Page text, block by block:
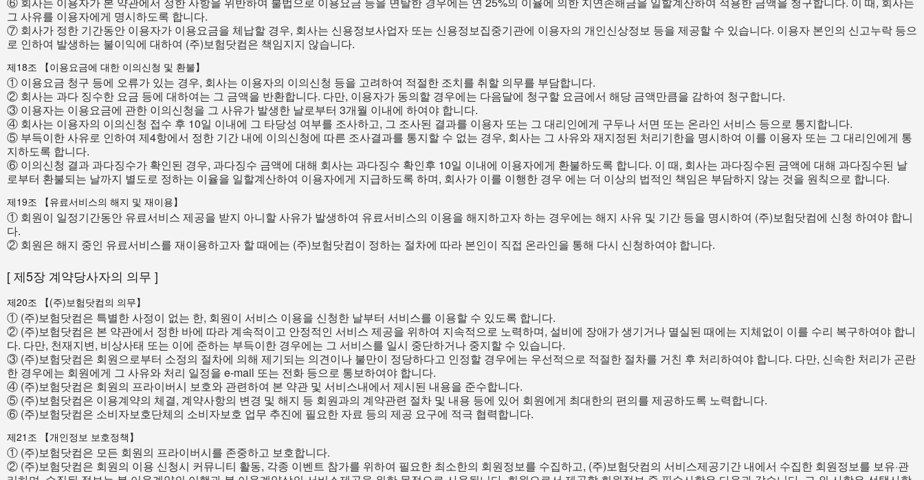
그 사유를 이용자에게 명시하도록 합니다.
⑦ 회사가 정한 기간동안 이용자가 이용요금을 체납할 경우, 회사는 신용정보사업자 또는 신용정보집중기관에 이용자의 개인신상정보 등을 제공할 수 있습니다. 이용자 본인의 신고누락 등으
로 인하여 발생하는 불이익에 대하여 (주)보험닷컴은 책임지지 않습니다.
제18조 【이용요금에 대한 이의신청 및 환불】
① 이용요금 청구 등에 오류가 있는 경우, 회사는 이용자의 이의신청 등을 고려하여 적절한 조치를 취할 의무를 부담합니다.
② 회사는 과다 징수한 요금 등에 대하여는 그 금액을 반환합니다. 다만, 이용자가 동의할 경우에는 다음달에 청구할 요금에서 해당 금액만큼을 감하여 청구합니다.
③ 이용자는 이용요금에 관한 이의신청을 그 사유가 발생한 날로부터 3개월 이내에 하여야 합니다.
④ 회사는 이용자의 이의신청 접수 후 10일 이내에 그 타당성 여부를 조사하고, 그 조사된 결과를 이용자 또는 그 대리인에게 구두나 서면 또는 온라인 서비스 등으로 통지합니다.
⑤ 부득이한 사유로 인하여 제4항에서 정한 기간 내에 이의신청에 따른 조사결과를 통지할 수 없는 경우, 회사는 그 사유와 재지정된 처리기한을 명시하여 이를 이용자 또는 그 대리인에게 통
지하도록 합니다.
⑥ 이의신청 결과 과다징수가 확인된 경우, 과다징수 금액에 대해 회사는 과다징수 확인후 10일 이내에 이용자에게 환불하도록 합니다. 이 때, 회사는 과다징수된 금액에 대해 과다징수된 날
로부터 환불되는 날까지 별도로 정하는 이율을 일할계산하여 이용자에게 지급하도록 하며, 회사가 이를 이행한 경우 에는 더 이상의 법적인 책임은 부담하지 않는 것을 원칙으로 합니다.
제19조 【유료서비스의 해지 및 재이용】
① 회원이 일정기간동안 유료서비스 제공을 받지 아니할 사유가 발생하여 유료서비스의 이용을 해지하고자 하는 경우에는 해지 사유 및 기간 등을 명시하여 (주)보험닷컴에 신청 하여야 합니
다.
② 회원은 해지 중인 유료서비스를 재이용하고자 할 때에는 (주)보험닷컴이 정하는 절차에 따라 본인이 직접 온라인을 통해 다시 신청하여야 합니다.
[ 제5장 계약당사자의 의무 ]
제20조 【(주)보험닷컴의 의무】
① (주)보험닷컴은 특별한 사정이 없는 한, 회원이 서비스 이용을 신청한 날부터 서비스를 이용할 수 있도록 합니다.
② (주)보험닷컴은 본 약관에서 정한 바에 따라 계속적이고 안정적인 서비스 제공을 위하여 지속적으로 노력하며, 설비에 장애가 생기거나 멸실된 때에는 지체없이 이를 수리 복구하여야 합니
다. 다만, 천재지변, 비상사태 또는 이에 준하는 부득이한 경우에는 그 서비스를 일시 중단하거나 중지할 수 있습니다.
③ (주)보험닷컴은 회원으로부터 소정의 절차에 의해 제기되는 의견이나 불만이 정당하다고 인정할 경우에는 우선적으로 적절한 절차를 거친 후 처리하여야 합니다. 다만, 신속한 처리가 곤란
한 경우에는 회원에게 그 사유와 처리 일정을 e-mail 또는 전화 등으로 통보하여야 합니다.
④ (주)보험닷컴은 회원의 프라이버시 보호와 관련하여 본 약관 및 서비스내에서 제시된 내용을 준수합니다.
⑤ (주)보험닷컴은 이용계약의 체결, 계약사항의 변경 및 해지 등 회원과의 계약관련 절차 및 내용 등에 있어 회원에게 최대한의 편의를 제공하도록 노력합니다.
⑥ (주)보험닷컴은 소비자보호단체의 소비자보호 업무 추진에 필요한 자료 등의 제공 요구에 적극 협력합니다.
제21조 【개인정보 보호정책】
① (주)보험닷컴은 모든 회원의 프라이버시를 존중하고 보호합니다.
② (주)보험닷컴은 회원의 이용 신청시 커뮤니티 활동, 각종 이벤트 참가를 위하여 필요한 최소한의 회원정보를 수집하고, (주)보험닷컴의 서비스제공기간 내에서 수집한 회원정보를 보유·관